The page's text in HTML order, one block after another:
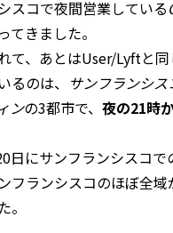
スコで夜間営業している
てきました。
て、あとはUser/Lyftと同
るのは、 サンフランシス
ンの3都市で、 夜の21時
日にサンフランシスコで
フランシスコのほぼ全域
。